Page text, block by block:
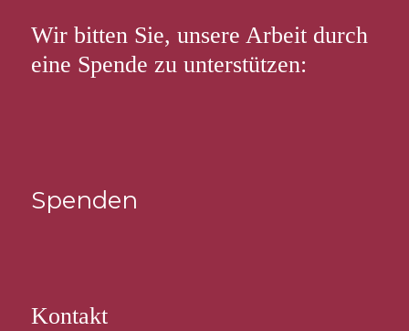
Wir bitten Sie, unsere Arbeit durch
eine Spende zu unterstützen:
Spenden
Kontakt